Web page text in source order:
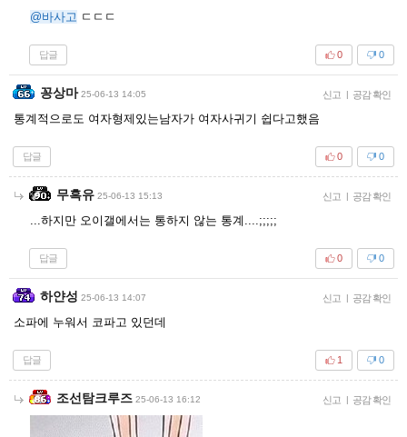
@바사고 ㄷㄷㄷ
답글 0
0
꽁상마 25-06-13 14:05 신고 | 공감 확인
통계적으로도 여자형제있는남자가 여자사귀기 쉽다고했음
답글 0
0
무흑유 25-06-13 15:13 신고 | 공감 확인
...하지만 오이갤에서는 통하지 않는 통계....;;;;;
답글 0
0
하얀성 25-06-13 14:07 신고 | 공감 확인
소파에 누워서 코파고 있던데
답글 0
1
조선탐크루즈 25-06-13 16:12 신고 | 공감 확인